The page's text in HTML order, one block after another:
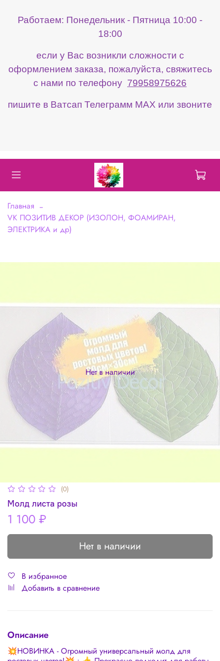
Работаем: Понедельник - Пятница 10:00 -
18:00
если у Вас возникли сложности с
оформлением заказа, пожалуйста, свяжитесь
с нами по телефону 79958975626
пишите в Ватсап Телеграмм МАХ или звоните
Главная
VK ПОЗИТИВ ДЕКОР (ИЗОЛОН, ФОАМИРАН,
ЭЛЕКТРИКА и др)
Нет в наличии
(0)
Молд листа розы
1 100 ₽
Нет в наличии
В избранное
Добавить в сравнение
Описание
💥НОВИНКА - Огромный универсальный молд для